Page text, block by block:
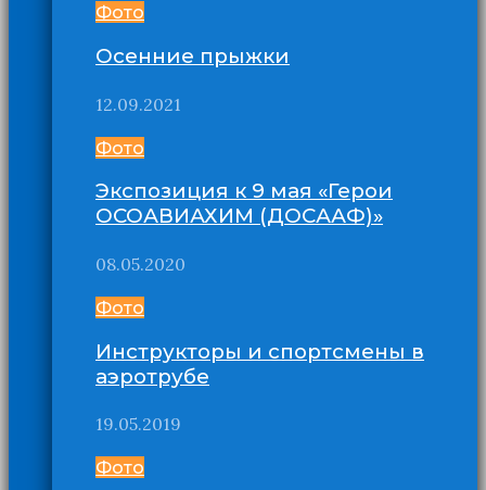
Фото
Осенние прыжки
12.09.2021
Фото
Экспозиция к 9 мая «Герои
ОСОАВИАХИМ (ДОСААФ)»
08.05.2020
Фото
Инструкторы и спортсмены в
аэротрубе
19.05.2019
Фото